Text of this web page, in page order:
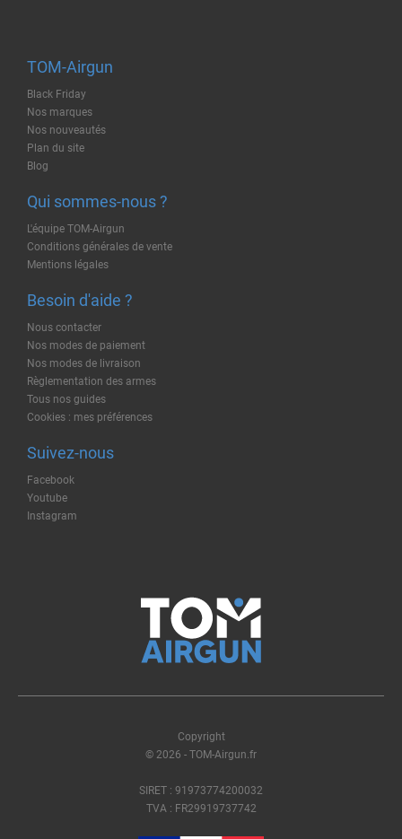
TOM-Airgun
Black Friday
Nos marques
Nos nouveautés
Plan du site
Blog
Qui sommes-nous ?
L'équipe TOM-Airgun
Conditions générales de vente
Mentions légales
Besoin d'aide ?
Nous contacter
Nos modes de paiement
Nos modes de livraison
Règlementation des armes
Tous nos guides
Cookies : mes préférences
Suivez-nous
Facebook
Youtube
Instagram
Copyright
© 2026 - TOM-Airgun.fr
SIRET : 91973774200032
TVA : FR29919737742